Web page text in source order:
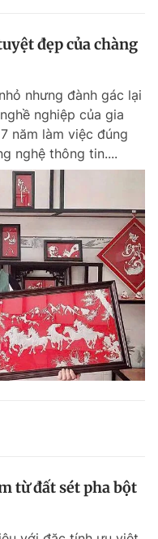
đẹp của chàng
nhưng đành gác lại
nghiệp của gia
năm làm việc đúng
nghệ thông tin....
từ đất sét pha bột